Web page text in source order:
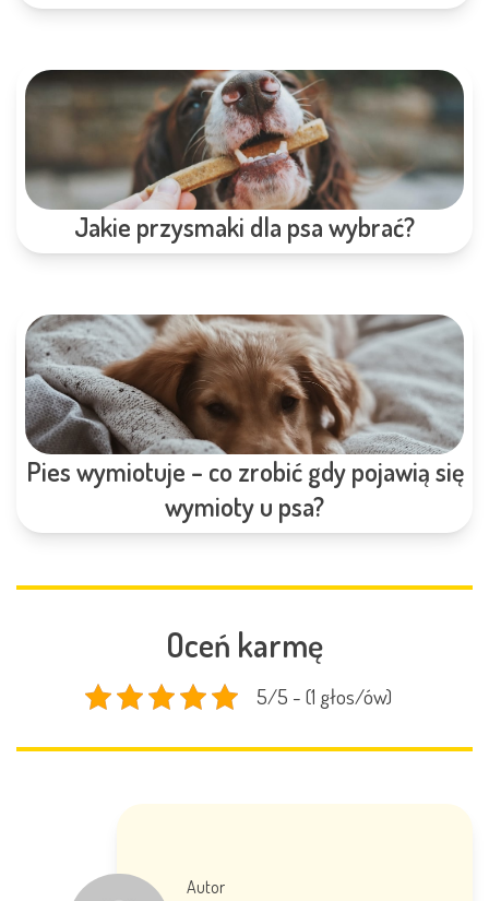
Jakie przysmaki dla psa wybrać?
Pies wymiotuje – co zrobić gdy pojawią się
wymioty u psa?
Oceń karmę
5/5 - (1 głos/ów)
Autor